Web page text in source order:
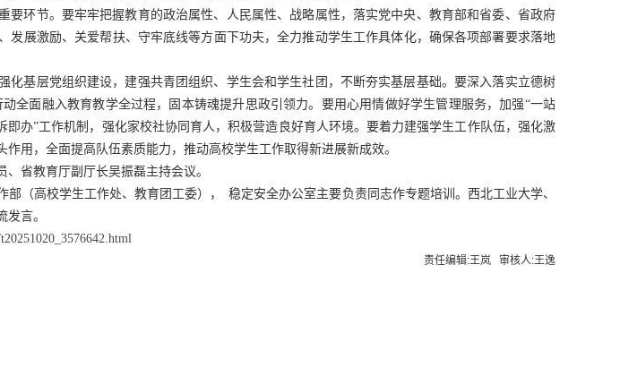
要环节。要牢牢把握教育的政治属性、人民属性、战略属性，落实党中央、教育部和省委、省政府
发展激励、关爱帮扶、守牢底线等方面下功夫，全力推动学生工作具体化，确保各项部署要求落地
化基层党组织建设，建强共青团组织、学生会和学生社团，不断夯实基层基础。要深入落实立德树
动全面融入教育教学全过程，固本铸魂提升思政引领力。要用心用情做好学生管理服务，加强“一站
办”工作机制，强化家校社协同育人，积极营造良好育人环境。要着力建强学生工作队伍，强化激
用，全面提高队伍素质能力，推动高校学生工作取得新进展新成效。
省教育厅副厅长吴振磊主持会议。
（高校学生工作处、教育团工委）， 稳定安全办公室主要负责同志作专题培训。西北工业大学、
言。
责任编辑:王岚 审核人:王逸